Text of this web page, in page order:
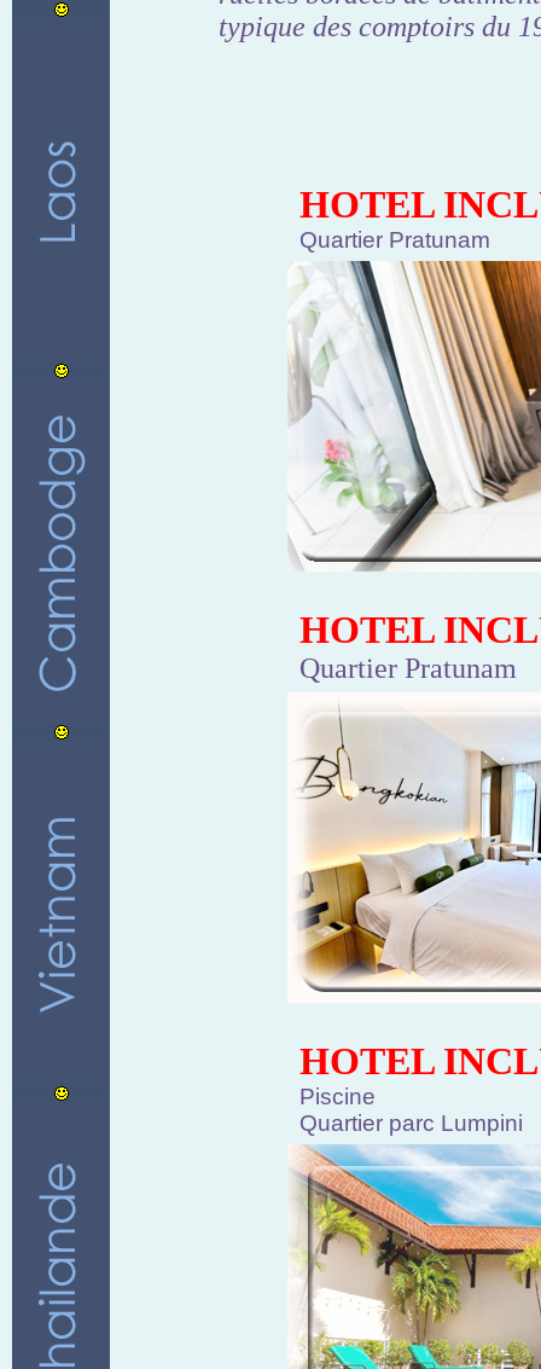
typique des comptoirs du
HOTEL
Quartier Pratunam
HOTEL
Quartier Pratunam
HOTEL
Piscine
Quartier parc Lumpini